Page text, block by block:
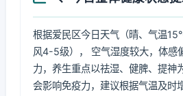
根据爱民区今日天气（晴、气温
风4-5级）， 空气湿度较大，体感
力，养生重点以祛湿、健脾、提神
会影响免疫力，建议根据气温及时